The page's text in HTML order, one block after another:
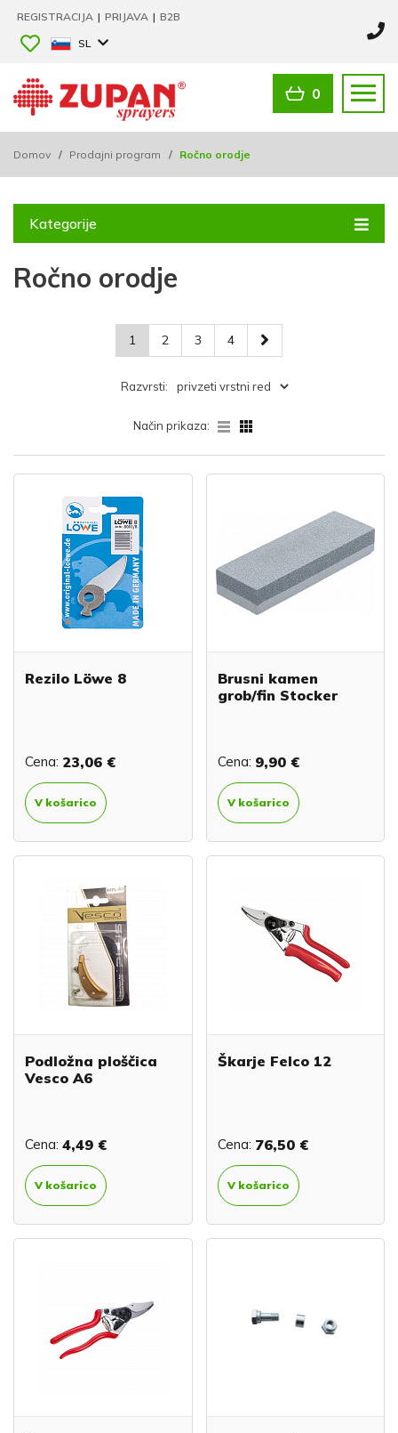
REGISTRACIJA | PRIJAVA | B2B
SL
0
Domov / Prodajni program / Ročno orodje
Kategorije
Ročno orodje
1 2 3 4
Razvrsti:
Način prikaza:
Rezilo Löwe 8
Cena: 23,06 €
V košarico
Brusni kamen
grob/fin Stocker
Cena: 9,90 €
V košarico
Podložna ploščica
Vesco A6
Cena: 4,49 €
V košarico
Škarje Felco 12
Cena: 76,50 €
V košarico